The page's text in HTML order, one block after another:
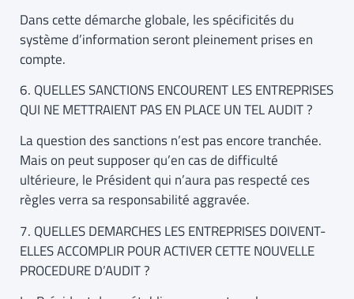
Dans cette démarche globale, les spécificités du
système d’information seront pleinement prises en
compte.
6. QUELLES SANCTIONS ENCOURENT LES ENTREPRISES
QUI NE METTRAIENT PAS EN PLACE UN TEL AUDIT ?
La question des sanctions n’est pas encore tranchée.
Mais on peut supposer qu’en cas de difficulté
ultérieure, le Président qui n’aura pas respecté ces
règles verra sa responsabilité aggravée.
7. QUELLES DEMARCHES LES ENTREPRISES DOIVENT-
ELLES ACCOMPLIR POUR ACTIVER CETTE NOUVELLE
PROCEDURE D’AUDIT ?